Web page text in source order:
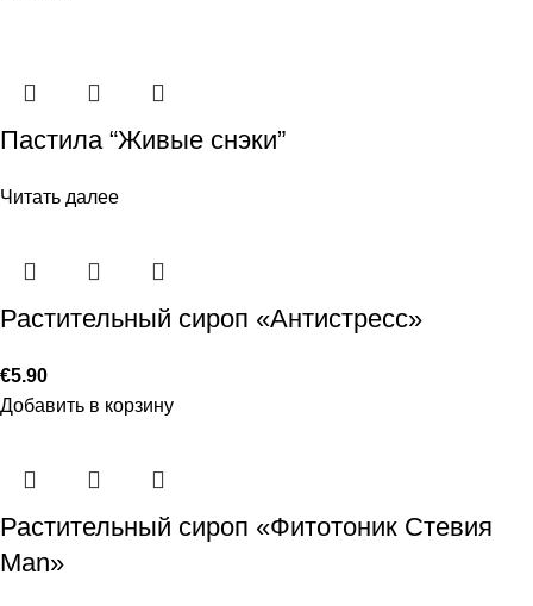
Пастила “Живые снэки”
Читать далее
Растительный сироп «Антистресс»
€5.90
Добавить в корзину
Растительный сироп «Фитотоник Стевия
Man»